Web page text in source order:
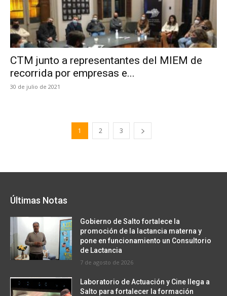
CTM junto a representantes del MIEM de
recorrida por empresas e...
30 de julio de 2021
1 2 3
Últimas Notas
Gobierno de Salto fortalece la
promoción de la lactancia materna y
pone en funcionamiento un Consultorio
de Lactancia
7 de agosto de 2026
Laboratorio de Actuación y Cine llega a
Salto para fortalecer la formación